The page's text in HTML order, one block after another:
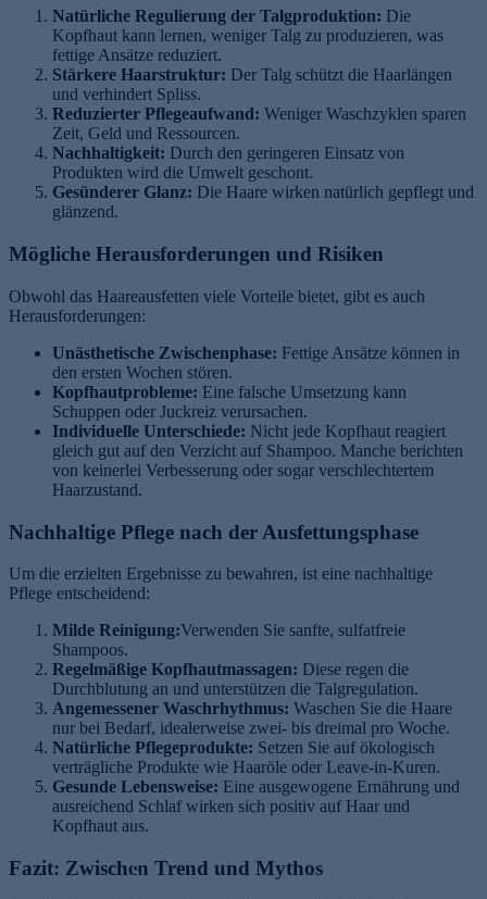
Natürliche Regulierung der Talgproduktion: Die
Kopfhaut kann lernen, weniger Talg zu produzieren, was
fettige Ansätze reduziert.
Stärkere Haarstruktur: Der Talg schützt die Haarlängen
und verhindert Spliss.
Reduzierter Pflegeaufwand: Weniger Waschzyklen sparen
Zeit, Geld und Ressourcen.
Nachhaltigkeit: Durch den geringeren Einsatz von
Produkten wird die Umwelt geschont.
Gesünderer Glanz: Die Haare wirken natürlich gepflegt und
glänzend.
Mögliche Herausforderungen und Risiken
Obwohl das Haareausfetten viele Vorteile bietet, gibt es auch
Herausforderungen:
Unästhetische Zwischenphase: Fettige Ansätze können in
den ersten Wochen stören.
Kopfhautprobleme: Eine falsche Umsetzung kann
Schuppen oder Juckreiz verursachen.
Individuelle Unterschiede: Nicht jede Kopfhaut reagiert
gleich gut auf den Verzicht auf Shampoo. Manche berichten
von keinerlei Verbesserung oder sogar verschlechtertem
Haarzustand.
Nachhaltige Pflege nach der Ausfettungsphase
Um die erzielten Ergebnisse zu bewahren, ist eine nachhaltige
Pflege entscheidend:
Milde Reinigung:Verwenden Sie sanfte, sulfatfreie
Shampoos.
Regelmäßige Kopfhautmassagen: Diese regen die
Durchblutung an und unterstützen die Talgregulation.
Angemessener Waschrhythmus: Waschen Sie die Haare
nur bei Bedarf, idealerweise zwei- bis dreimal pro Woche.
Natürliche Pflegeprodukte: Setzen Sie auf ökologisch
verträgliche Produkte wie Haaröle oder Leave-in-Kuren.
Gesunde Lebensweise: Eine ausgewogene Ernährung und
ausreichend Schlaf wirken sich positiv auf Haar und
Kopfhaut aus.
Fazit: Zwischen Trend und Mythos
S